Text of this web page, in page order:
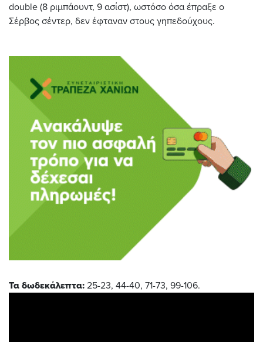
double (8 ριμπάουντ, 9 ασίστ), ωστόσο όσα έπραξε ο
Σέρβος σέντερ, δεν έφταναν στους γηπεδούχους.
Τα δωδεκάλεπτα: 25-23, 44-40, 71-73, 99-106.